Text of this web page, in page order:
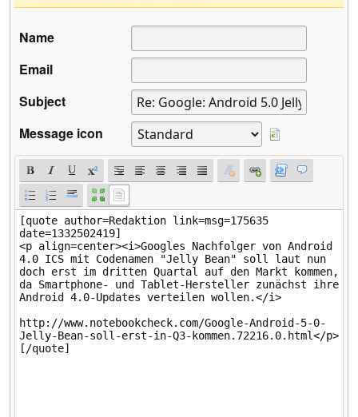
Name
Email
Subject
Message icon